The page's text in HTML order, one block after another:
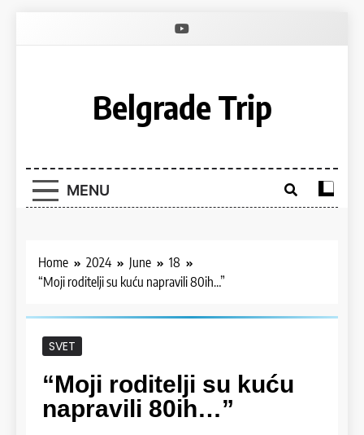
Belgrade Trip
MENU
Home 2024 June
18
“Moji roditelji su kuću napravili 80ih…”
SVET
“Moji roditelji su kuću
napravili 80ih…”